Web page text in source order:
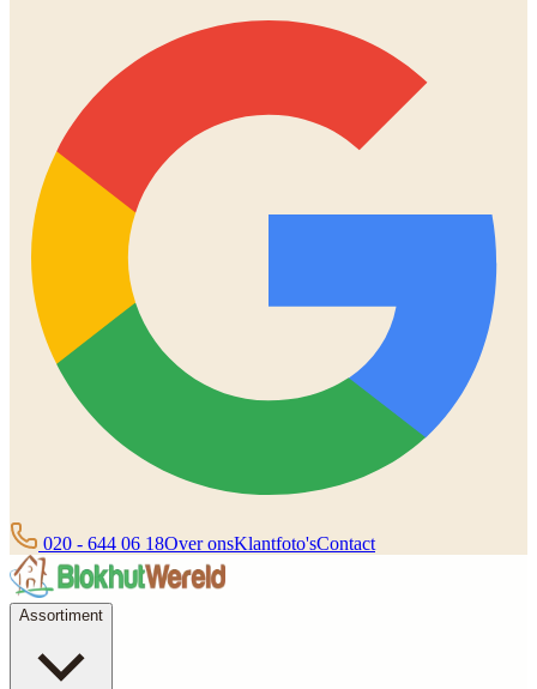
020 - 644 06 18Over onsKlantfoto'sContact
Assortiment